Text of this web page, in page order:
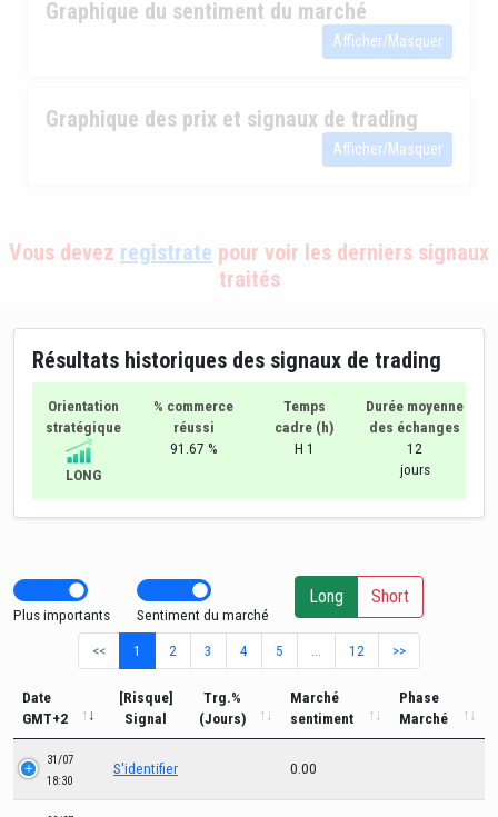
Graphique du sentiment du marché
Afficher/Masquer
Graphique des prix et signaux de trading
Afficher/Masquer
Vous devez registrate pour voir les derniers signaux
traités
Résultats historiques des signaux de trading
Orientation
stratégique
LONG
% commerce
réussi
91.67 %
Temps
cadre (h)
H 1
Durée moyenne
des échanges
12
jours
Plus importants Sentiment du marché
Long Short
<< 1 2 3 4 5 12 >>
Date
GMT+2
[Risque]
Signal
Trg.%
(Jours)
Marché
sentiment
Phase
Marché
31/07
18:30
S'identifier 0.00